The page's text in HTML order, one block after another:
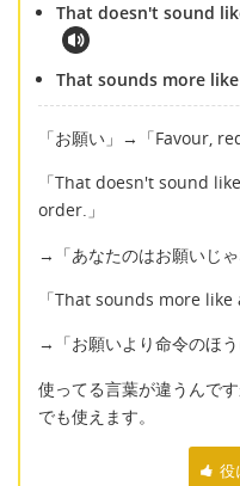
That doesn't sound
That sounds more
「お願い」→「Favour,
「That doesn't sound
order.」
→「あなたのはお願いじゃ
「That sounds more
→「お願いより命令のほう
使ってる言葉が違うんで
でも使えます。
役